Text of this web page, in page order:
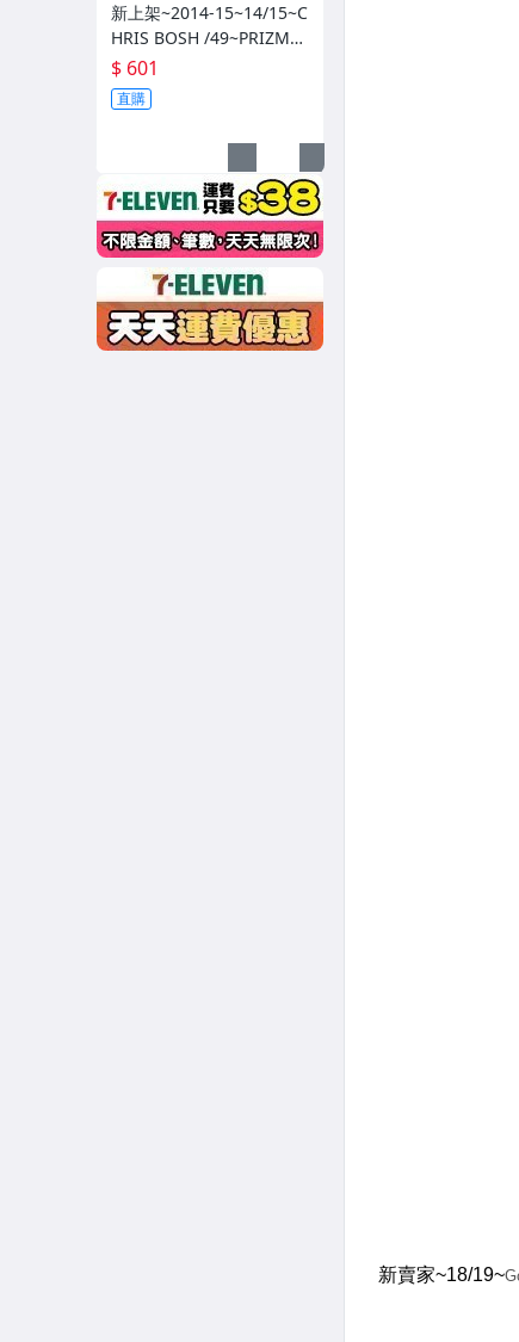
新上架~2014-15~14/15~C
HRIS BOSH /49~PRIZM~S
ILVER~紅亮~低限量/49~1
060114-1
$ 601
直購